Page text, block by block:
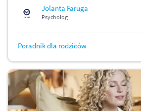
Jolanta Faruga
Psycholog
Poradnik dla rodziców